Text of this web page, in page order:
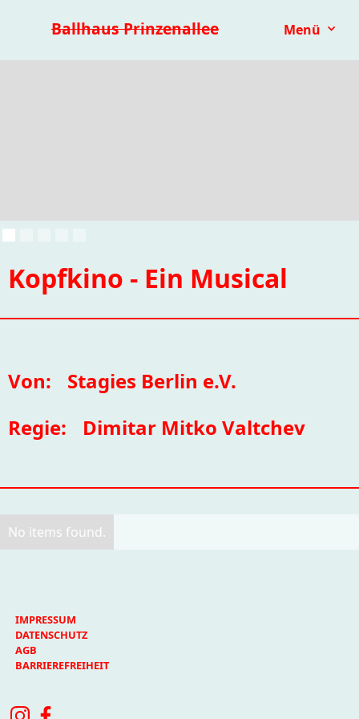
Ballhaus Prinzenallee Menü
Kinder- & Jugendtheater mit.mach.bühne
Kopfkino - Ein Musical
Von:
Stagies Berlin e.V.
Regie:
Dimitar Mitko Valtchev
No items found.
IMPRESSUM
DATENSCHUTZ
AGB
BARRIEREFREIHEIT